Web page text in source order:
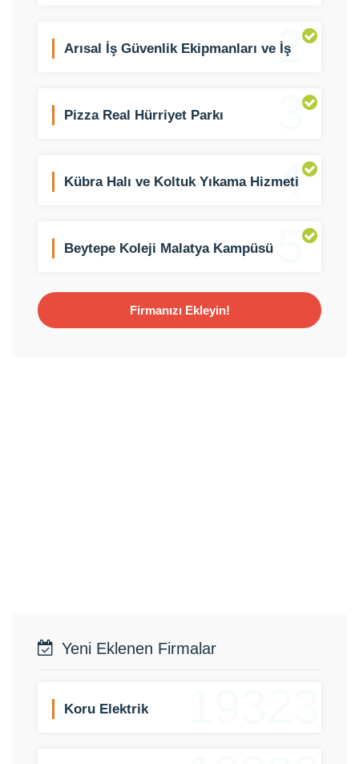
2
Arısal İş Güvenlik Ekipmanları ve İş
3
Pizza Real Hürriyet Parkı
4
Kübra Halı ve Koltuk Yıkama Hizmeti
5
Beytepe Koleji Malatya Kampüsü
Firmanızı Ekleyin!
Yeni Eklenen Firmalar
Koru Elektrik